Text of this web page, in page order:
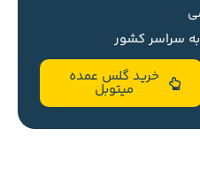
سراسر کشور
خرید گلس عمده
میتوبل